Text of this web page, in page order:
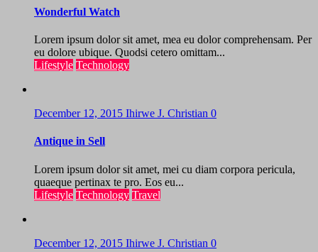
Wonderful Watch
Lorem ipsum dolor sit amet, mea eu dolor comprehensam. Per
eu dolore ubique. Quodsi cetero omittam...
Lifestyle Technology
December 12, 2015 Ihirwe J. Christian 0
Antique in Sell
Lorem ipsum dolor sit amet, mei cu diam corpora pericula,
quaeque pertinax te pro. Eos eu...
Lifestyle Technology Travel
December 12, 2015 Ihirwe J. Christian 0